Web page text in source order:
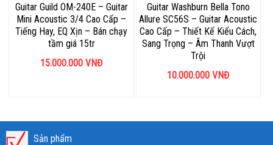
Guitar Guild OM-240E – Guitar
Mini Acoustic 3/4 Cao Cấp –
Tiếng Hay, EQ Xịn – Bán chạy
tầm giá 15tr
15.000.000 VNĐ
Guitar Washburn Bella Tono
Allure SC56S – Guitar Acoustic
Cao Cấp – Thiết Kế Kiểu Cách,
Sang Trọng – Âm Thanh Vượt
Trội
10.000.000 VNĐ
Sản phẩm